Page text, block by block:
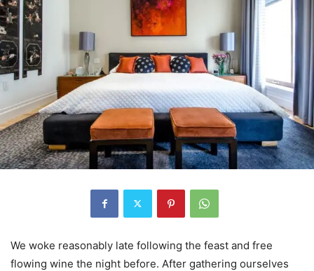
We woke reasonably late following the feast and free
flowing wine the night before. After gathering ourselves